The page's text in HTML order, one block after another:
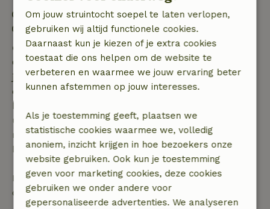
Inchecken: 15:00- 22:00
Uitchecken: 07:00- 11:00
Gratis annuleren binnen 7 dagen
Gratis annuleren binnen 7 dagen na bevestiging van
je boeking, bij een boekingsaanvraag meer dan 28
dagen voor aanvang. Bij een boeking met aanvang
binnen 28 dagen geldt gratis annuleren binnen 24
uur. Bij annulering binnen gestelde periode heb je
recht op volledige terugbetaling van het
boekingsbedrag.
Daarna krijg je een deel van de reissom en 100% van
de borg terugbetaald:
Om jouw struintocht soepel te laten verlopen,
gebruiken wij altijd functionele cookies.
Daarnaast kun je kiezen of je extra cookies
toestaat die ons helpen om de website te
verbeteren en waarmee we jouw ervaring beter
kunnen afstemmen op jouw interesses.
Als je toestemming geeft, plaatsen we
statistische cookies waarmee we, volledig
anoniem, inzicht krijgen in hoe bezoekers onze
website gebruiken. Ook kun je toestemming
geven voor marketing cookies, deze cookies
gebruiken we onder andere voor
gepersonaliseerde advertenties. We analyseren